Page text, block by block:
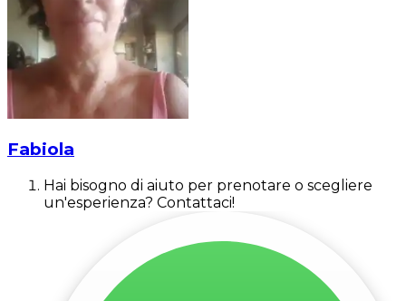
Fabiola
Hai bisogno di aiuto per prenotare o scegliere
un'esperienza? Contattaci!